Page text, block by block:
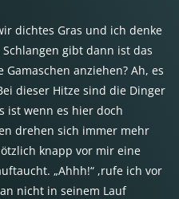
dichtes Gras und ich denke
gibt dann ist das
anziehen? Ah, es
dieser Hitze sind die Dinger
ist wenn es hier doch
drehen sich immer mehr
knapp vor mir eine
„Ahhh!“ ,rufe ich vor
nicht in seinem Lauf